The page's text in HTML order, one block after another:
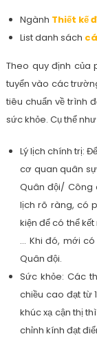
Ngành Thiết kế
List danh sách
Theo quy định của
tuyển vào các
tiêu chuẩn về trình
sức khỏe. Cụ thể
Lý lịch chính trị:
cơ quan quân
Quân đội/ Công
lịch rõ ràng, có
kiện để có thể
… Khi đó, mới
Quân đội.
Sức khỏe: Các
chiều cao đạt từ
khúc xạ cận thị
chỉnh kính đạt